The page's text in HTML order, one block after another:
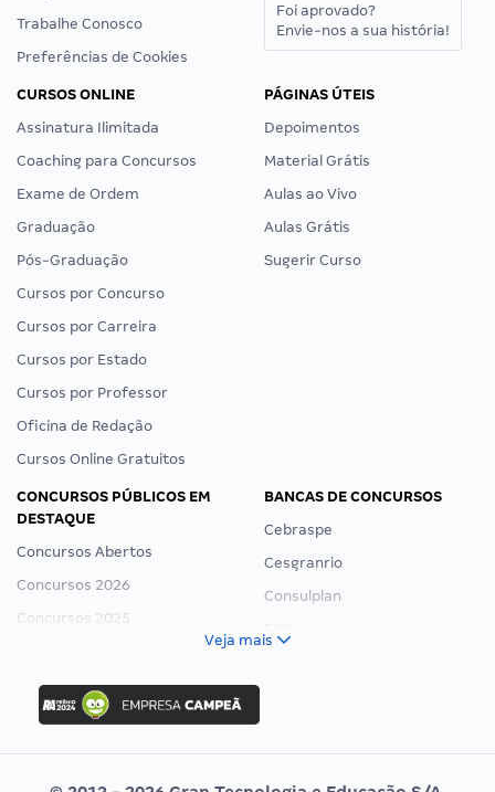
Trabalhe Conosco
Preferências de Cookies
Foi aprovado?
Envie-nos a sua história!
CURSOS ONLINE
Assinatura Ilimitada
Coaching para Concursos
Exame de Ordem
Graduação
Pós-Graduação
Cursos por Concurso
Cursos por Carreira
Cursos por Estado
Cursos por Professor
Oficina de Redação
Cursos Online Gratuitos
PÁGINAS ÚTEIS
Depoimentos
Material Grátis
Aulas ao Vivo
Aulas Grátis
Sugerir Curso
CONCURSOS PÚBLICOS EM
DESTAQUE
Concursos Abertos
Concursos 2026
Concursos 2025
Concurso Ibama
Concurso MPU
Editais publicados
BANCAS DE CONCURSOS
Cebraspe
Cesgranrio
Consulplan
Veja mais